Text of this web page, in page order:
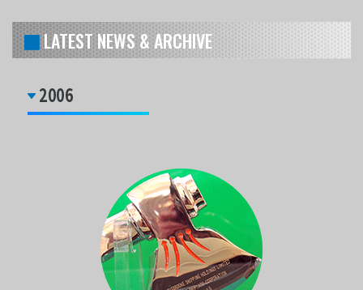
LATEST NEWS & ARCHIVE
2006